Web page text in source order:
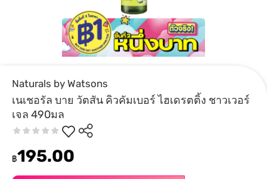
Naturals by Watsons
เนเชอรัล บาย วัตสัน คิวคัมเบอร์ ไฮเดรตติ้ง ชาวเวอร์
เจล 490มล
฿195.00